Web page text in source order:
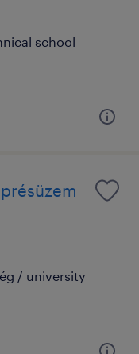
school
/ university